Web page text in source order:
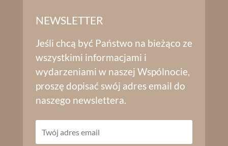
NEWSLETTER
Jeśli chcą być Państwo na bieżąco ze
wszystkimi informacjami i
wydarzeniami w naszej Wspólnocie,
proszę dopisać swój adres email do
naszego newslettera.